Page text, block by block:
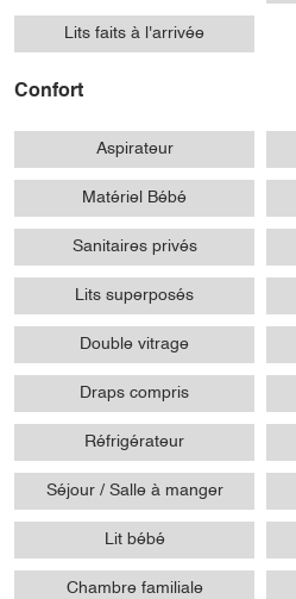
Lits faits à l'arrivée
Confort
Aspirateur
Matériel Bébé
Sanitaires privés
Lits superposés
Double vitrage
Draps compris
Réfrigérateur
Séjour / Salle à manger
Lit bébé
Chambre familiale